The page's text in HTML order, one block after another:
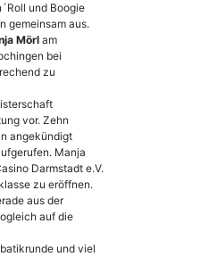
und Boogie
gemeinsam aus.
Mörl am
bei
zu
vor. Zehn
angekündigt
Manja
Darmstadt e.V.
zu eröffnen.
aus der
auf die
und viel